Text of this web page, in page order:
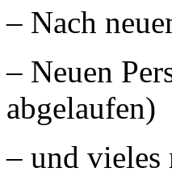
– Nach
– Neuen
abgelaufen)
– und